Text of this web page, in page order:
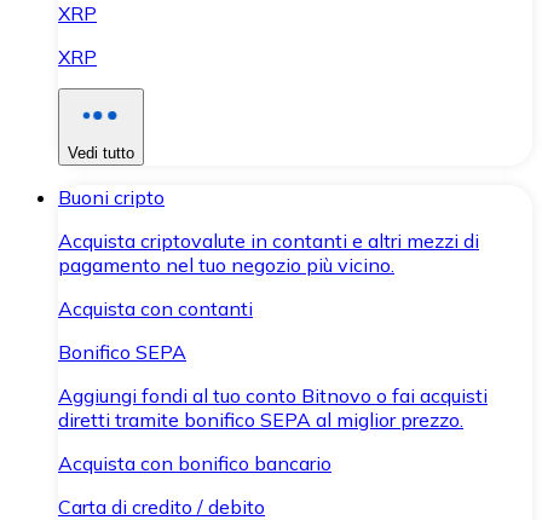
XRP
XRP
Vedi tutto
Buoni cripto
Acquista criptovalute in contanti e altri mezzi di
pagamento nel tuo negozio più vicino.
Acquista con contanti
Bonifico SEPA
Aggiungi fondi al tuo conto Bitnovo o fai acquisti
diretti tramite bonifico SEPA al miglior prezzo.
Acquista con bonifico bancario
Carta di credito / debito